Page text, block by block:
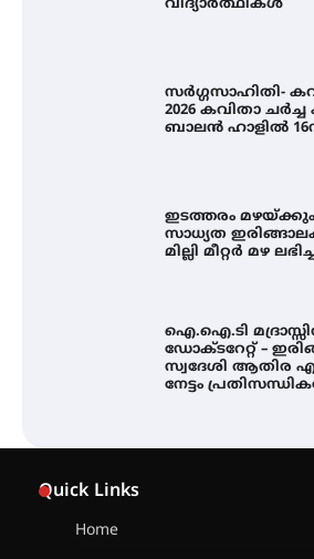
2026 കവിതാ ചർച്ച
ബാലൻ ഹാളിൽ
സാധ്യത
മില്ലി മീറ്റർ മഴ
ഡോക്ടറേറ്റ് –
സ്വദേശി ആതിര
നേട്ടം
ഓഫ് ഹിന്ദ് റജബ് ”
Quick Links
Home